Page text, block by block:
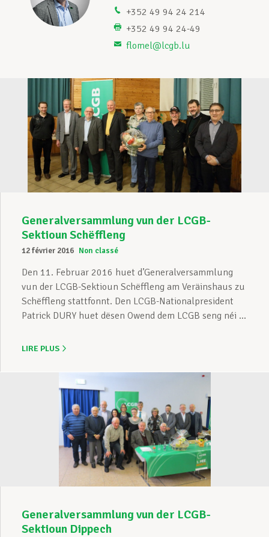
Assistance en vie privée
Développement professionnel
Devenir Membre
Actualités
+352 49 94 24 214
+352 49 94 24-49
flomel@lcgb.lu
Generalversammlung vun der LCGB-
Sektioun Schëffleng
12 février 2016 Non classé
Den 11. Februar 2016 huet d’Generalversammlung
vun der LCGB-Sektioun Schëffleng am Veräinshaus zu
Schëffleng stattfonnt. Den LCGB-Nationalpresident
Patrick DURY huet dësen Owend dem LCGB seng néi ...
LIRE PLUS
Generalversammlung vun der LCGB-
Sektioun Dippech